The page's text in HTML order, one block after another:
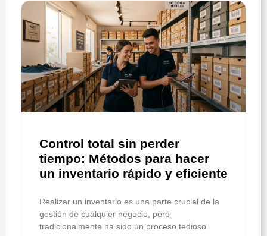
Control total sin perder
tiempo: Métodos para hacer
un inventario rápido y eficiente
Realizar un inventario es una parte crucial de la
gestión de cualquier negocio, pero
tradicionalmente ha sido un proceso tedioso